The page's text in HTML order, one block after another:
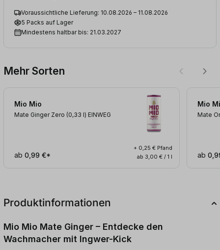
Voraussichtliche Lieferung: 10.08.2026 – 11.08.2026
5 Packs auf Lager
Mindestens haltbar bis: 21.03.2027
Mehr Sorten
Mio Mio
Mate Ginger Zero (0,33 l) EINWEG
ab 0,99 €*
+ 0,25 € Pfand
ab 3,00 € / 1 l
Mio
Mate
ab
Produktinformationen
Mio Mio Mate Ginger – Entdecke den
Wachmacher mit Ingwer-Kick